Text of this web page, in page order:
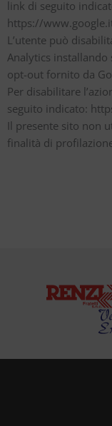
link di seguito
https://
L’utente può
Analytics
opt-out fornito da
Per disabilitare
seguito indicato:
Il presente sito non
finalità di